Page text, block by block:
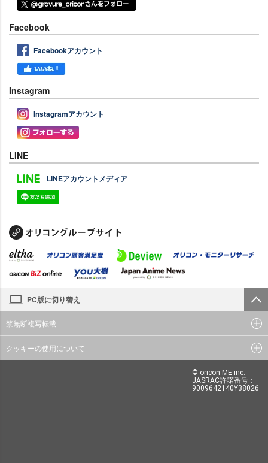
Facebook
Facebookアカウント
Instagram
Instagramアカウント
LINE
LINEアカウントメディア
PC版に切り替え
禁無断複写転載
クッキーの使用について
© oricon ME inc.
JASRAC許諾番号：
9009642140Y38026